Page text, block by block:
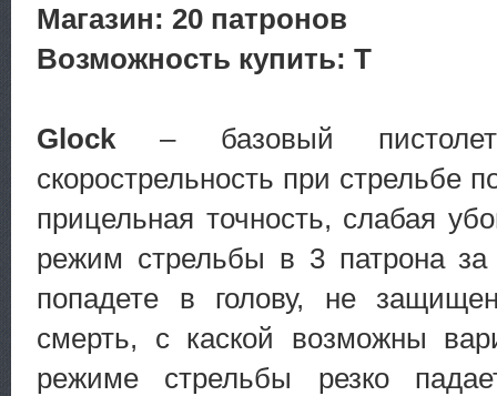
Магазин: 20 патронов
Возможность купить: T
Glock – базовый
скорострельность при стрельбе
прицельная точность, слабая
режим стрельбы в 3 патрона
попадете в голову, не
смерть, с каской возможны
режиме стрельбы резко